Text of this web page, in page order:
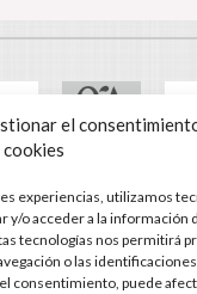
el
cookies
experiencias, utilizamos
y/o acceder a la información
tecnologías nos permitirá
o las
consentimiento, puede
© Gestomart Assessors
08302 Mataró
| LUN-JUE: 8:30h-